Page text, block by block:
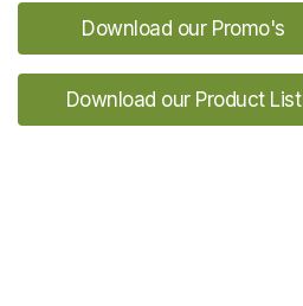
Download our Promo's
Download our Product List